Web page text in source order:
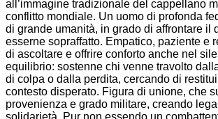
all’immagine tradizionale del cappellano
conflitto mondiale. Un uomo di profonda
di grande umanità, in grado di affrontare il
esserne sopraffatto. Empatico, paziente e
di ascoltare e offrire conforto anche nel
equilibrio: sostenne chi venne travolto
di colpa o dalla perdita, cercando di
contesto disperato. Figura di unione, che
provenienza e grado militare, creando
solidarietà. Pur non essendo un